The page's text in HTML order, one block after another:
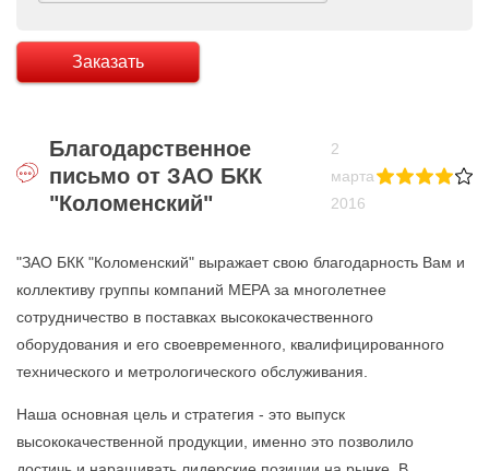
Заказать
Благодарственное
письмо от ЗАО БКК
"Коломенский"
2
марта
2016
"ЗАО БКК "Коломенский" выражает свою благодарность Вам и
коллективу группы компаний МЕРА за многолетнее
сотрудничество в поставках высококачественного
оборудования и его своевременного, квалифицированного
технического и метрологического обслуживания.
Наша основная цель и стратегия - это выпуск
высококачественной продукции, именно это позволило